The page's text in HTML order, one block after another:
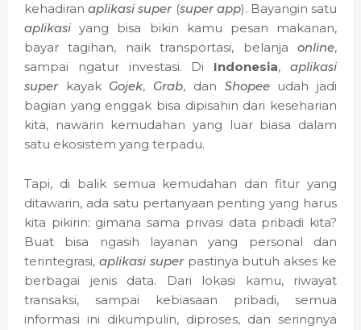
kehadiranaplikasi super(super app). Bayangin satu
aplikasi yang bisa bikin kamu pesan makanan,
bayar tagihan, naik transportasi, belanja online,
sampai ngatur investasi. Di Indonesia,aplikasi
superkayak Gojek, Grab, dan Shopeeudah jadi
bagian yang enggak bisa dipisahin dari keseharian
kita, nawarin kemudahan yang luar biasa dalam
satu ekosistem yang terpadu.
Tapi, di balik semua kemudahan dan fitur yang
ditawarin, ada satu pertanyaan penting yang harus
kita pikirin: gimana sama privasi data pribadi kita?
Buat bisa ngasih layanan yang personal dan
terintegrasi, aplikasi superpastinya butuh akses ke
berbagai jenis data. Dari lokasi kamu, riwayat
transaksi, sampai kebiasaan pribadi, semua
informasi ini dikumpulin, diproses, dan seringnya